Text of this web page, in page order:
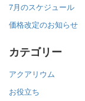
7月のスケジュール
価格改定のお知らせ
カテゴリー
アクアリウム
お役立ち